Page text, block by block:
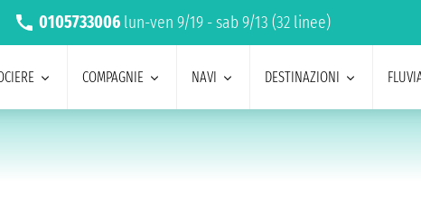
0105733006 lun-ven 9/19 - sab 9/13 (32 linee)
COMPAGNIE NAVI DESTINAZIONI